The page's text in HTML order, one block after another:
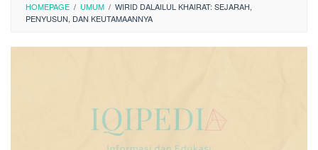
HOMEPAGE / UMUM / WIRID DALAILUL KHAIRAT: SEJARAH,
PENYUSUN, DAN KEUTAMAANNYA